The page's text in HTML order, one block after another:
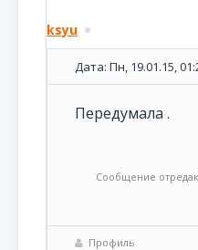
ksyu
Дата: Пн, 19.01.15,
Передумала .
Сообщение
Профиль